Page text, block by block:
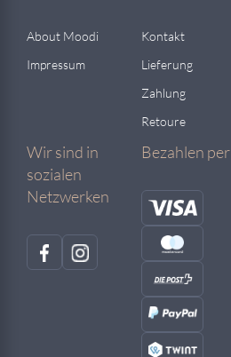
About Moodi
Impressum
Kontakt
Lieferung
Zahlung
Retoure
Wir sind in
sozialen
Netzwerken
Bezahlen per